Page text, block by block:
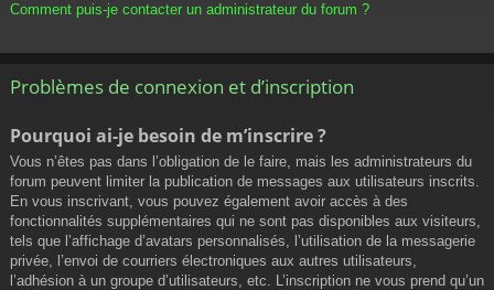
Comment puis-je contacter un administrateur du forum ?
Problèmes de connexion et d’inscription
Pourquoi ai-je besoin de m’inscrire ?
Vous n’êtes pas dans l’obligation de le faire, mais les administrateurs du
forum peuvent limiter la publication de messages aux utilisateurs inscrits.
En vous inscrivant, vous pouvez également avoir accès à des
fonctionnalités supplémentaires qui ne sont pas disponibles aux visiteurs,
tels que l’affichage d’avatars personnalisés, l’utilisation de la messagerie
privée, l’envoi de courriers électroniques aux autres utilisateurs,
l’adhésion à un groupe d’utilisateurs, etc. L’inscription ne vous prend qu’un